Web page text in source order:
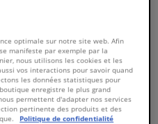
optimale sur notre site web. Afin
manifeste par exemple par la
nous utilisons les cookies et les
vos interactions pour savoir quand
les données statistiques pour
enregistre le plus grand
permettent d'adapter nos services
pertinente des produits et des
Politique de confidentialité